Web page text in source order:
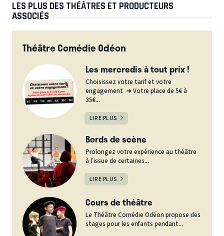
LES PLUS DES THÉÂTRES ET PRODUCTEURS
ASSOCIÉS
Théâtre Comédie Odéon
Les mercredis à tout prix !
Choisissez votre tarif et votre
engagement ➜ Votre place de 5€ à
35€...
LIRE PLUS
Bords de scène
Prolongez votre expérience au théâtre
à l’issue de certaines...
LIRE PLUS
Cours de théâtre
Le Théâtre Comédie Odéon propose des
stages pour les enfants pendant...